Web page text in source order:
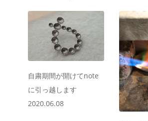
自粛期間が開けてnote
に引っ越します
2020.06.08